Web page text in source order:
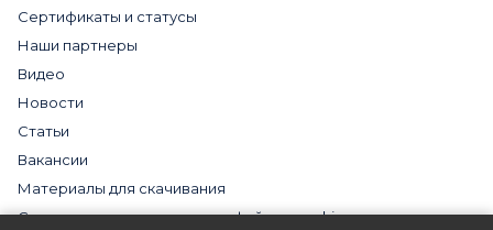
Сертификаты и статусы
Наши партнеры
Видео
Новости
Статьи
Вакансии
Материалы для скачивания
Cогласие на использование файлов cookies